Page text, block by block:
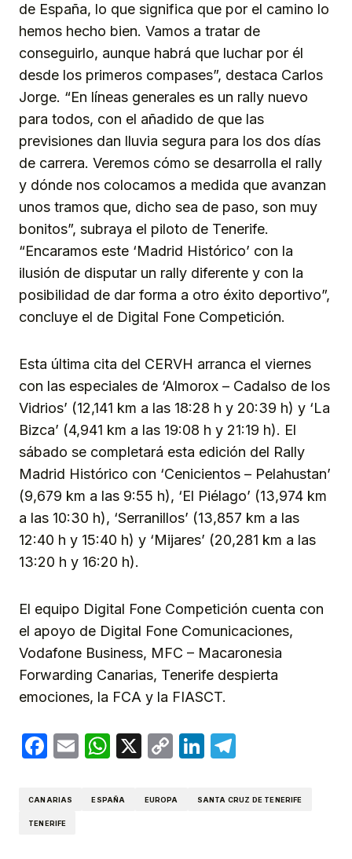
de España, lo que significa que por el camino lo
hemos hecho bien. Vamos a tratar de
conseguirlo, aunque habrá que luchar por él
desde los primeros compases”, destaca Carlos
Jorge. “En líneas generales es un rally nuevo
para todos, con el añadido de que las
previsiones dan lluvia segura para los dos días
de carrera. Veremos cómo se desarrolla el rally
y dónde nos colocamos a medida que avanzan
unos tramos que, dicho sea de paso, son muy
bonitos”, subraya el piloto de Tenerife.
“Encaramos este ‘Madrid Histórico’ con la
ilusión de disputar un rally diferente y con la
posibilidad de dar forma a otro éxito deportivo”,
concluye el de Digital Fone Competición.
Esta última cita del CERVH arranca el viernes
con las especiales de ‘Almorox – Cadalso de los
Vidrios’ (12,141 km a las 18:28 h y 20:39 h) y ‘La
Bizca’ (4,941 km a las 19:08 h y 21:19 h). El
sábado se completará esta edición del Rally
Madrid Histórico con ‘Cenicientos – Pelahustan’
(9,679 km a las 9:55 h), ‘El Piélago’ (13,974 km
a las 10:30 h), ‘Serranillos’ (13,857 km a las
12:40 h y 15:40 h) y ‘Mijares’ (20,281 km a las
13:20 h y 16:20 h).
El equipo Digital Fone Competición cuenta con
el apoyo de Digital Fone Comunicaciones,
Vodafone Business, MFC – Macaronesia
Forwarding Canarias, Tenerife despierta
emociones, la FCA y la FIASCT.
Facebook
EmailWhatsApp
X
CopyLinkedIn
CANARIAS ESPAÑA EUROPA SANTA CRUZ DE TENERIFE
TENERIFE